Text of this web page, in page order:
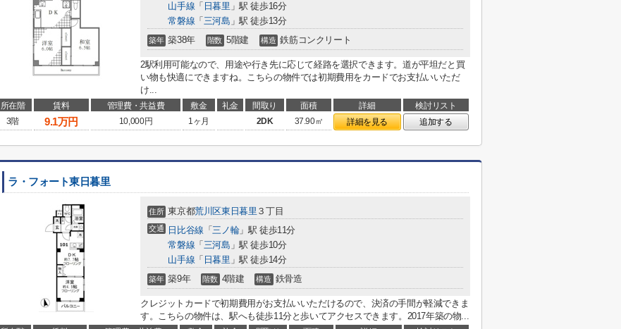
山手線 「 日暮里 」駅 徒歩16分
常磐線 「 三河島 」駅 徒歩13分
築年 築38年 階数 5階建 構造 鉄筋コンクリート
2駅利用可能なので、用途や行き先に応じて経路を選択できます。道が平坦だと買
い物も快適にできますね。こちらの物件では初期費用をカードでお支払いいただ
け...
所在階 賃料 管理費・共益費 敷金 礼金 間取り 面積 詳細
検討リスト
3階
9.1万円 10,000円 1ヶ月 2DK 37.90㎡ 詳細を見る 追加する
ラ・フォート東日暮里
住所 東京都荒川区東日暮里 ３丁目
交通 日比谷線 「三ノ輪」駅 徒歩11分
常磐線 「 三河島 」駅 徒歩10分
山手線 「 日暮里 」駅 徒歩14分
築年 築9年 階数 4階建 構造 鉄骨造
クレジットカードで初期費用がお支払いいただけるので、決済の手間が軽減できま
す。こちらの物件は、駅へも徒歩11分と歩いてアクセスできます。2017年築の物...